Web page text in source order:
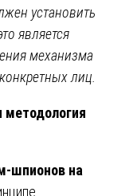
установить
является
механизма
лиц.
методология
шпионов на